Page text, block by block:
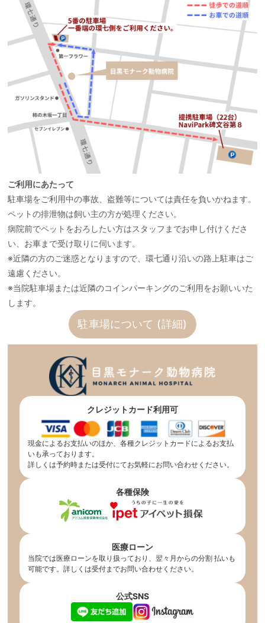
ご利用にあたって
駐車場をご利用中の事故、盗難等については責任を負いかねます。
ペットの排泄物は飼い主の方が処理ください。
病院前でペットをおろしたい方はスタッフまでお申し付けくださ
い、お車まで受け取りに伺います。
※近隣の方のご迷惑となりますので、環七通り沿いの路上駐車はご
遠慮ください。
※当院駐車場または近隣のコインパーキングのご利用をお願いいた
します。
駐車場について (詳細)
クレジットカード利用可
現金によるお支払いのほか、各種クレジットカードによるお支払
いも承っております。
詳しくは予約時または受付にてお気軽にお問い合わせください。
各種保険
医療ローン
当院では医療ローンを取り扱っており、翌々月からの分割 払いも
可能です。詳しくは受付までお問い合わせください。
公式SNS